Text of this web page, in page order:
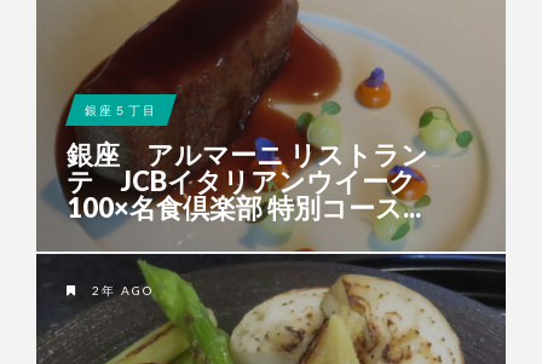
銀座５丁目
銀座 アルマーニ リストラン
テ JCBイタリアンウイーク
100×名食倶楽部 特別コース...
2年 AGO